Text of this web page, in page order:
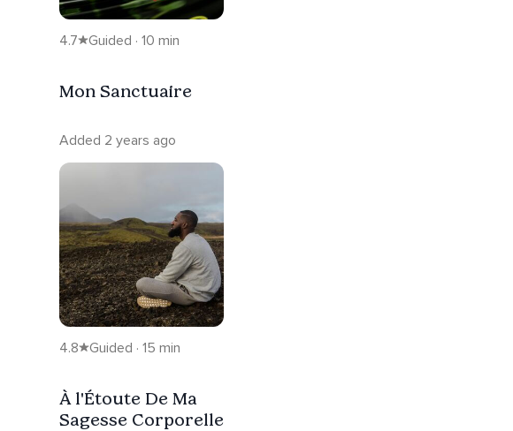
4.7 Guided · 10 min
Mon Sanctuaire
Added 2 years ago
4.8 Guided · 15 min
À l'Étoute De Ma
Sagesse Corporelle